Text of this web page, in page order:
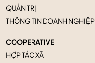
QUẢN TRỊ
THÔNG TIN DOANH NGHIỆP
COOPERATIVE
HỢP TÁC XÃ